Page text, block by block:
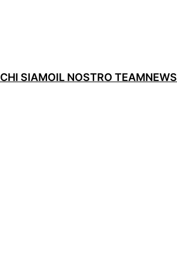
CHI SIAMOIL NOSTRO TEAMNEWS